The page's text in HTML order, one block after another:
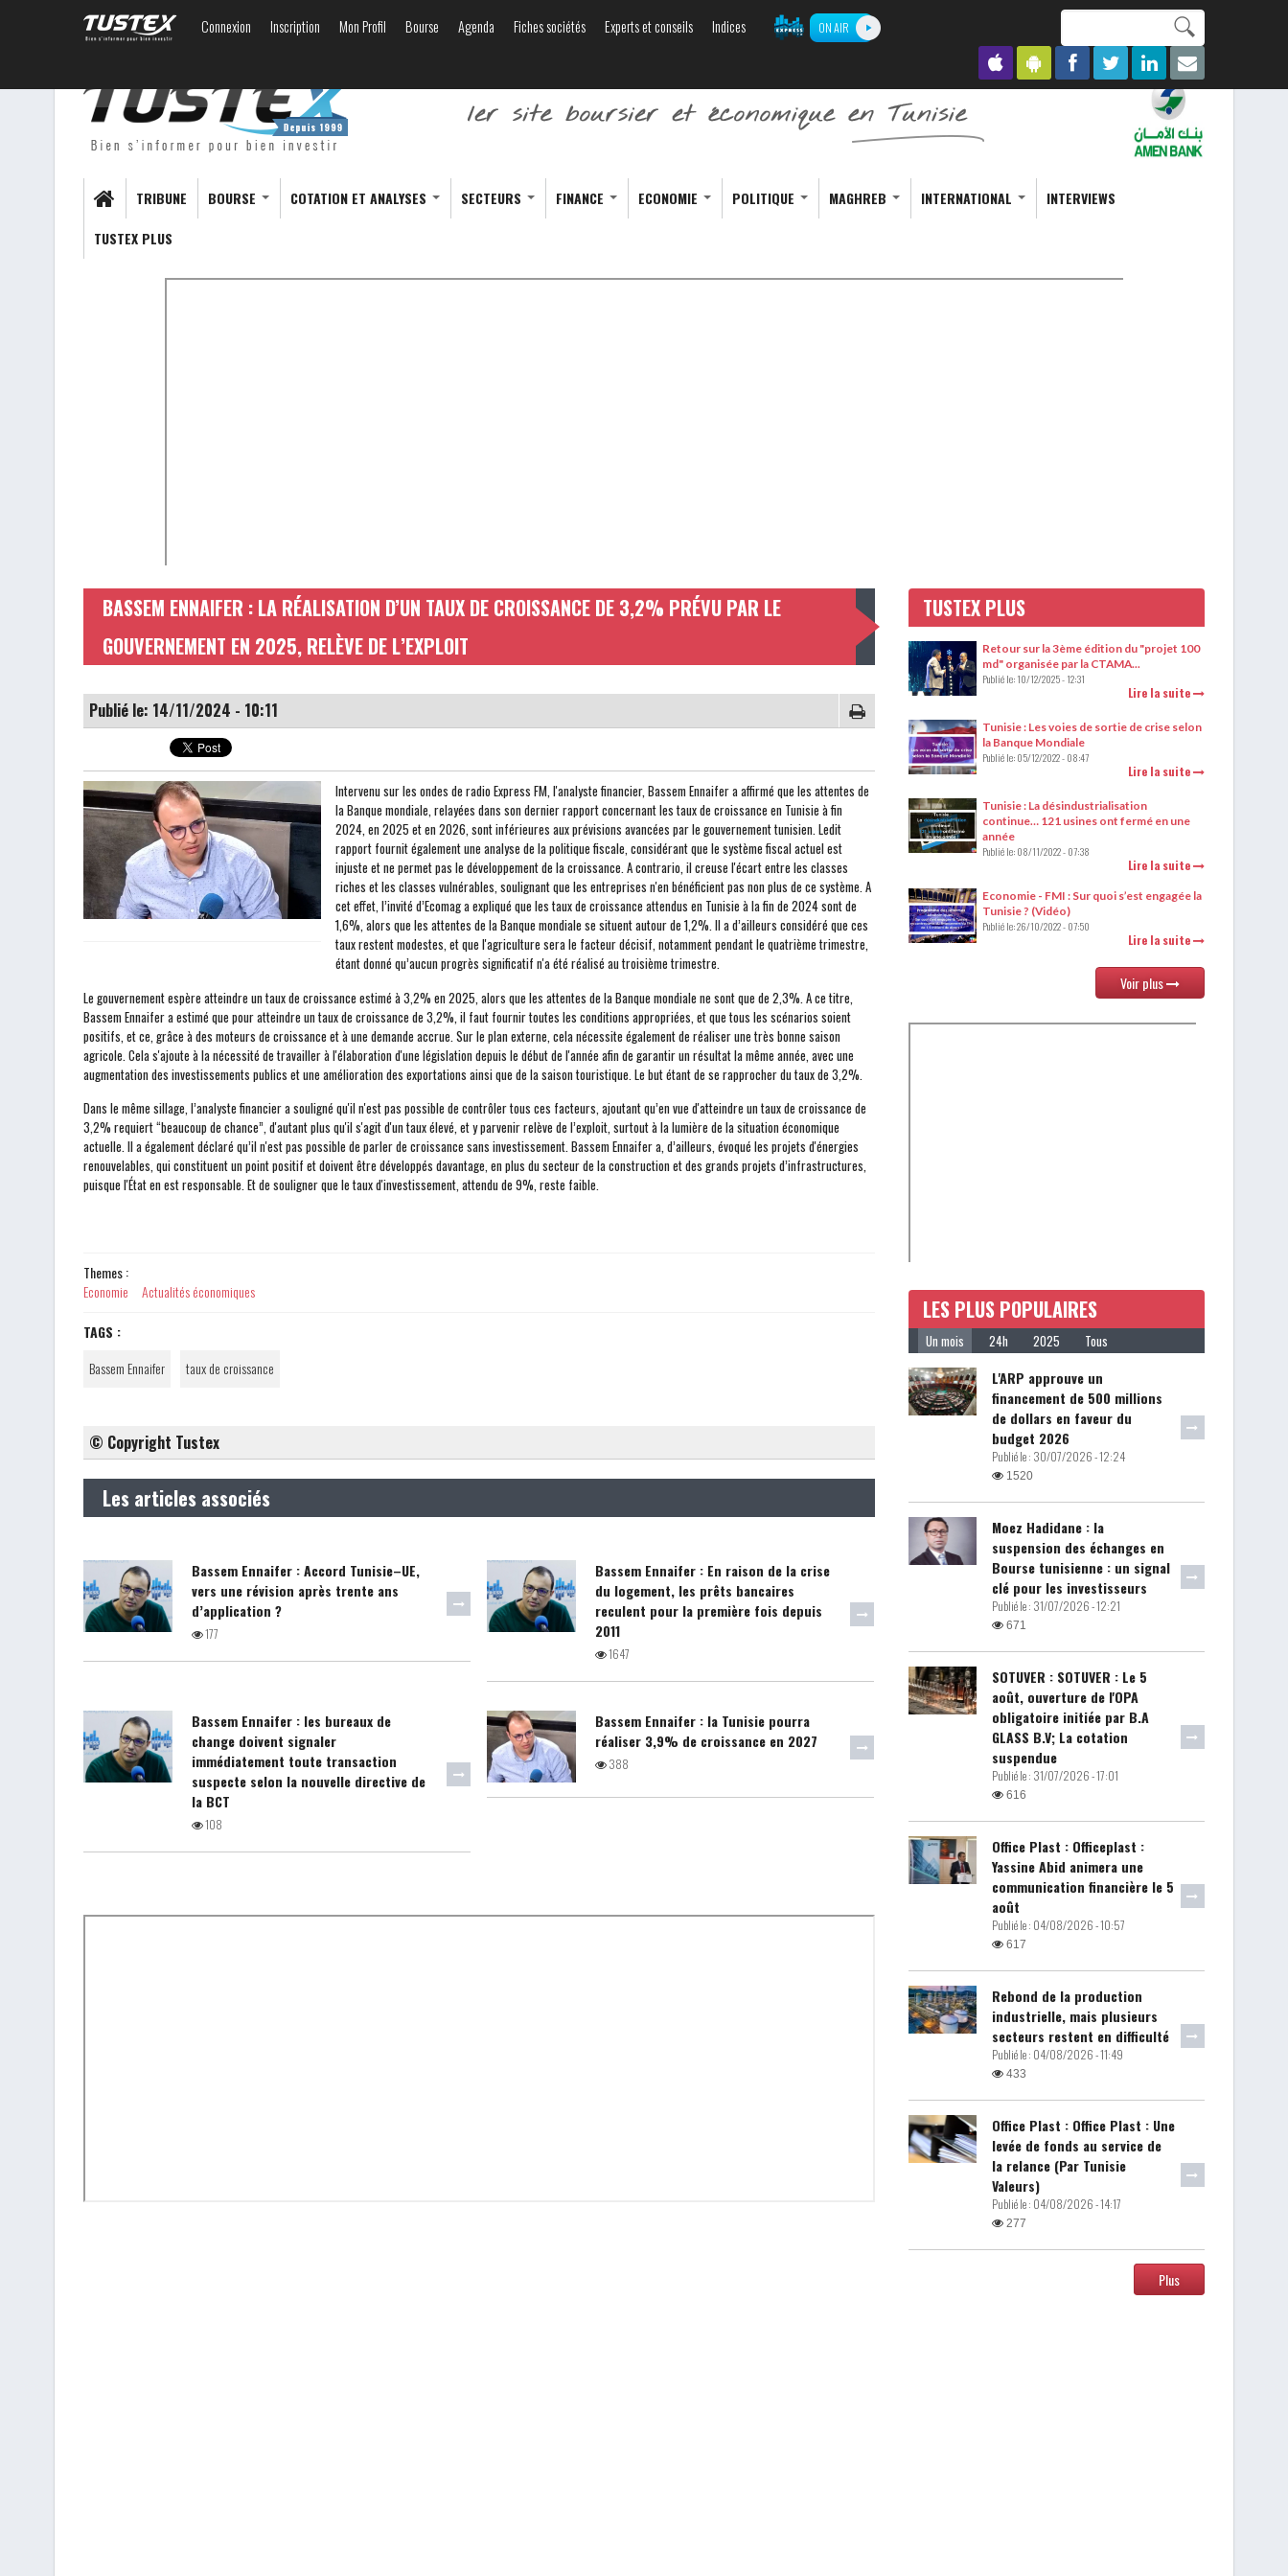
contenu
principal
Connexion Inscription Mon Profil Bourse Agenda Fiches sociétés Experts et conseils Indices ON AIR
recherche
TRIBUNE BOURSE COTATION ET ANALYSES SECTEURS FINANCE ECONOMIE POLITIQUE MAGHREB INTERNATIONAL
INTERVIEWS
TUSTEX PLUS
BASSEM ENNAIFER : LA RÉALISATION D’UN TAUX DE CROISSANCE DE 3,2% PRÉVU PAR LE
GOUVERNEMENT EN 2025, RELÈVE DE L’EXPLOIT
Publié le: 14/11/2024 - 10:11
Intervenu sur les ondes de radio Express FM, l'analyste financier, Bassem Ennaifer a affirmé que les attentes de
la Banque mondiale, relayées dans son dernier rapport concernant les taux de croissance en Tunisie à fin
2024, en 2025 et en 2026, sont inférieures aux prévisions avancées par le gouvernement tunisien. Ledit
rapport fournit également une analyse de la politique fiscale, considérant que le système fiscal actuel est
injuste et ne permet pas le développement de la croissance. A contrario, il creuse l'écart entre les classes
riches et les classes vulnérables, soulignant que les entreprises n'en bénéficient pas non plus de ce système. A
cet effet, l’invité d’Ecomag a expliqué que les taux de croissance attendus en Tunisie à la fin de 2024 sont de
1,6%, alors que les attentes de la Banque mondiale se situent autour de 1,2%. Il a d’ailleurs considéré que ces
taux restent modestes, et que l'agriculture sera le facteur décisif, notamment pendant le quatrième trimestre,
étant donné qu’aucun progrès significatif n'a été réalisé au troisième trimestre.
Le gouvernement espère atteindre un taux de croissance estimé à 3,2% en 2025, alors que les attentes de la Banque mondiale ne sont que de 2,3%. A ce titre,
Bassem Ennaifer a estimé que pour atteindre un taux de croissance de 3,2%, il faut fournir toutes les conditions appropriées, et que tous les scénarios soient
positifs, et ce, grâce à des moteurs de croissance et à une demande accrue. Sur le plan externe, cela nécessite également de réaliser une très bonne saison
agricole. Cela s'ajoute à la nécessité de travailler à l'élaboration d'une législation depuis le début de l'année afin de garantir un résultat la même année, avec une
augmentation des investissements publics et une amélioration des exportations ainsi que de la saison touristique. Le but étant de se rapprocher du taux de 3,2%.
Dans le même sillage, l’analyste financier a souligné qu'il n'est pas possible de contrôler tous ces facteurs, ajoutant qu’en vue d'atteindre un taux de croissance de
3,2% requiert “beaucoup de chance”, d'autant plus qu'il s'agit d'un taux élevé, et y parvenir relève de l’exploit, surtout à la lumière de la situation économique
actuelle. Il a également déclaré qu’il n'est pas possible de parler de croissance sans investissement. Bassem Ennaifer a, d’ailleurs, évoqué les projets d'énergies
renouvelables, qui constituent un point positif et doivent être développés davantage, en plus du secteur de la construction et des grands projets d’infrastructures,
puisque l'État en est responsable. Et de souligner que le taux d'investissement, attendu de 9%, reste faible.
Themes :
Economie
Actualités économiques
TAGS :
Bassem Ennaifer
taux de croissance
© Copyright Tustex
Les articles associés
Bassem Ennaifer : Accord Tunisie–UE,
vers une révision après trente ans
d’application ?
177
Bassem Ennaifer : En raison de la crise
du logement, les prêts bancaires
reculent pour la première fois depuis
2011
1647
Bassem Ennaifer : les bureaux de
change doivent signaler
immédiatement toute transaction
suspecte selon la nouvelle directive de
la BCT
108
Bassem Ennaifer : la Tunisie pourra
réaliser 3,9% de croissance en 2027
388
TUSTEX PLUS
Retour sur la 3ème édition du "projet 100
md" organisée par la CTAMA...
Publié le:10/12/2025 - 12:31
Lire la suite
Tunisie : Les voies de sortie de crise selon
la Banque Mondiale
Publié le:05/12/2022 - 08:47
Lire la suite
Tunisie : La désindustrialisation
continue… 121 usines ont fermé en une
année
Publié le:08/11/2022 - 07:38
Lire la suite
Economie - FMI : Sur quoi s’est engagée la
Tunisie ? (Vidéo)
Publié le:26/10/2022 - 07:50
Lire la suite
Voir plus
LES PLUS POPULAIRES
Un mois 24h 2025 Tous
L'ARP approuve un
financement de 500 millions
de dollars en faveur du
budget 2026
Publié le : 30/07/2026 - 12:24
1520
Moez Hadidane : la
suspension des échanges en
Bourse tunisienne : un signal
clé pour les investisseurs
Publié le : 31/07/2026 - 12:21
671
SOTUVER : SOTUVER : Le 5
août, ouverture de l'OPA
obligatoire initiée par B.A
GLASS B.V; La cotation
suspendue
Publié le : 31/07/2026 - 17:01
616
Office Plast : Officeplast :
Yassine Abid animera une
communication financière le 5
août
Publié le : 04/08/2026 - 10:57
617
Rebond de la production
industrielle, mais plusieurs
secteurs restent en difficulté
Publié le : 04/08/2026 - 11:49
433
Office Plast : Office Plast : Une
levée de fonds au service de
la relance (Par Tunisie
Valeurs)
Publié le : 04/08/2026 - 14:17
277
Plus